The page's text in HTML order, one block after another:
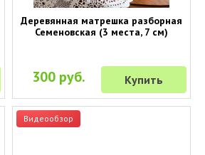
Деревянная матрешка разборная
Семеновская (3 места, 7 см)
300 руб. Купить
Видеообзор